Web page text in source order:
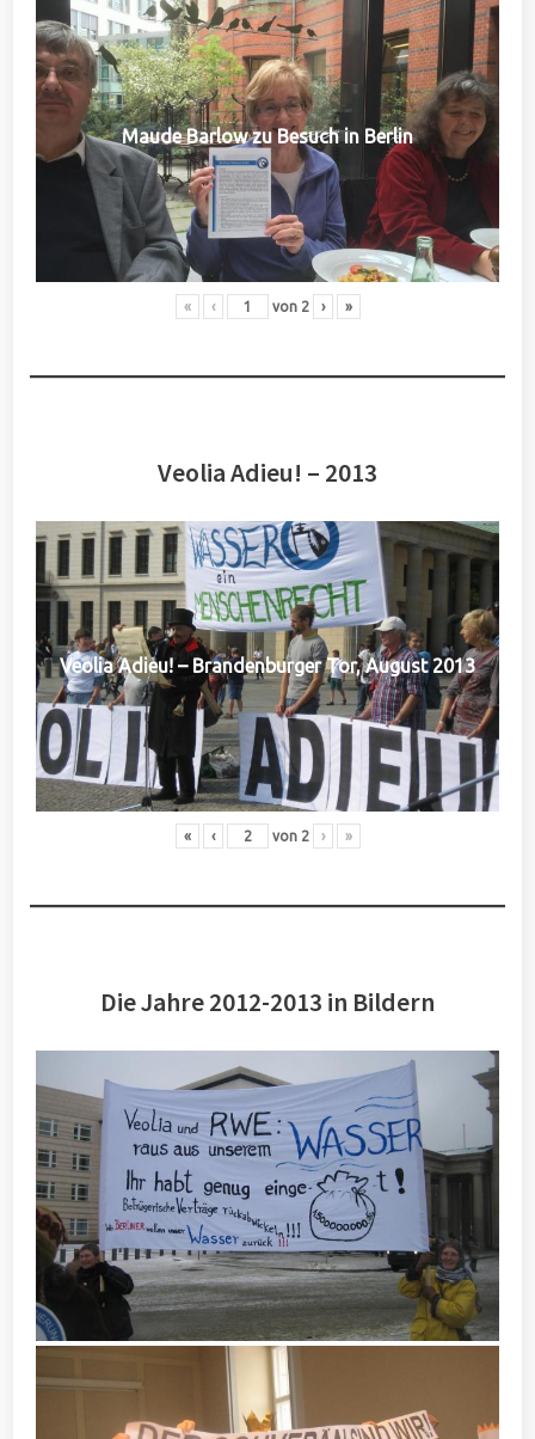
Maude Barlow zu Besuch in Berlin
« ‹ von 2 › »
Veolia Adieu! – 2013
Veolia Adieu! – Brandenburger Tor, August 2013
« ‹ von 2 › »
Die Jahre 2012-2013 in Bildern